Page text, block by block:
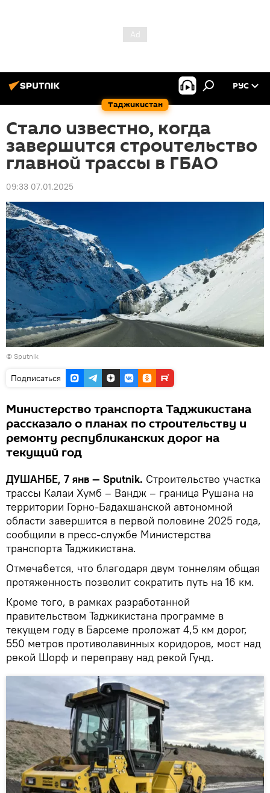
Таджикистан
РУС
Стало известно, когда
завершится строительство
главной трассы в ГБАО
09:33 07.01.2025
© Sputnik
Подписаться
Министерство транспорта Таджикистана
рассказало о планах по строительству и
ремонту республиканских дорог на
текущий год
ДУШАНБЕ, 7 янв — Sputnik. Строительство участка
трассы Калаи Хумб – Вандж – граница Рушана на
территории Горно-Бадахшанской автономной
области завершится в первой половине 2025 года,
сообщили в пресс-службе Министерства
транспорта Таджикистана.
Отмеча6ется, что благодаря двум тоннелям общая
протяженность позволит сократить путь на 16 км.
Кроме того, в рамках разработанной
правительством Таджикистана программе в
текущем году в Барсеме проложат 4,5 км дорог,
550 метров противолавинных коридоров, мост над
рекой Шорф и переправу над рекой Гунд.